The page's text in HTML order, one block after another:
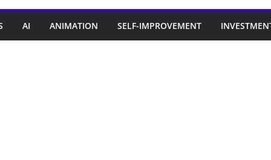
AI ANIMATION SELF-IMPROVEMENT